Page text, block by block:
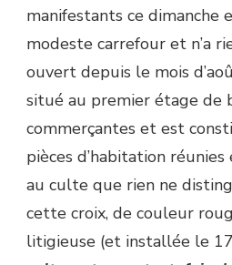
manifestants ce dimanche
modeste carrefour et n’a
ouvert depuis le mois
situé au premier étage de
commerçantes et est
pièces d’habitation
au culte que rien ne
cette croix, de couleur
litigieuse (et installée le